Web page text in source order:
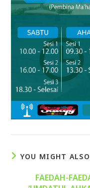
YOU MIGHT
FAEDAH-